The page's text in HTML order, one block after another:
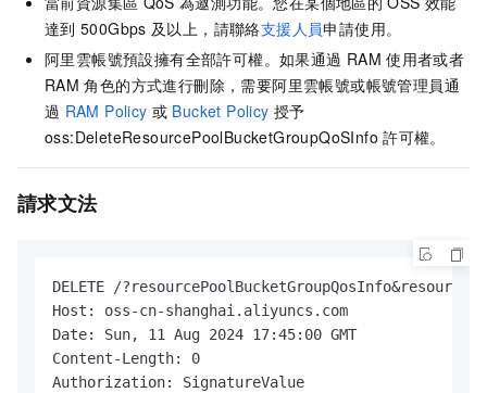
達到 500Gbps 及以上，請聯絡支援人員申請使用。
阿里雲帳號預設擁有全部許可權。如果通過 RAM 使用者或者
RAM 角色的方式進行刪除，需要阿里雲帳號或帳號管理員通
過 RAM Policy 或 Bucket Policy 授予
oss:DeleteResourcePoolBucketGroupQoSInfo 許可權。
請求文法
DELETE /
Host: oss-cn-shanghai.aliyuncs.com
Date: Sun, 11 Aug 2024 17:45:00 GMT
Content-Length: 0
Authorization: SignatureValue